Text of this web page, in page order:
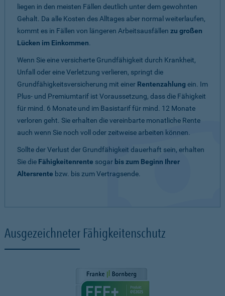
liegen in den meisten Fällen deutlich unter dem gewohnten
Gehalt. Da alle Kosten des Alltages aber normal weiterlaufen,
kommt es in Fällen von längeren Arbeitsausfällen zu großen
Lücken im Einkommen.
Wenn Sie eine versicherte Grundfähigkeit durch Krankheit,
Unfall oder eine Verletzung verlieren, springt die
Grundfähigkeitsversicherung mit einer Rentenzahlung ein. Im
Plus- und Premiumtarif ist Voraussetzung, dass die Fähigkeit
für mind. 6 Monate und im Basistarif für mind. 12 Monate
verloren geht. Sie erhalten die vereinbarte monatliche Rente
auch wenn Sie noch voll oder zeitweise arbeiten können.
Sollte der Verlust der Grundfähigkeit dauerhaft sein, erhalten
Sie die Fähigkeitenrente sogar bis zum Beginn Ihrer
Altersrente bzw. bis zum Vertragsende.
Ausgezeichneter Fähigkeitenschutz